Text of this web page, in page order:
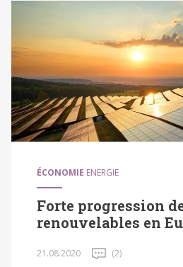
ÉCONOMIE ENERGIE
Forte progression
renouvelables en
21.08.2020 (2)